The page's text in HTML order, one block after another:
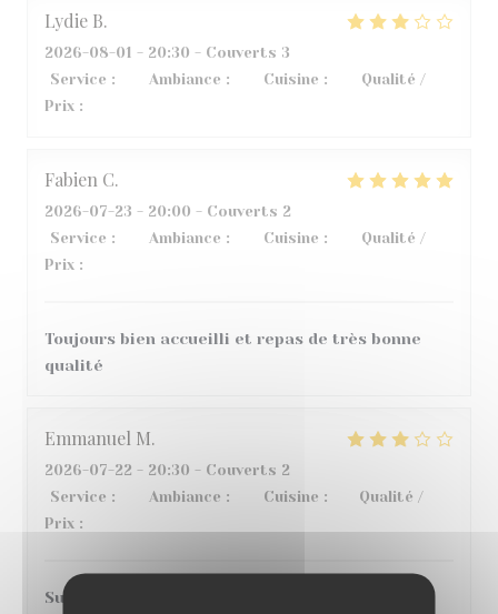
Lydie B
2026-08-01 - 20:30 - Couverts 3
Service : Ambiance : Cuisine :
Qualité /
Prix :
Fabien C
2026-07-23 - 20:00 - Couverts 2
Service : Ambiance : Cuisine :
Qualité /
Prix :
Toujours bien accueilli et repas de très bonne
qualité
Emmanuel M
2026-07-22 - 20:30 - Couverts 2
Service : Ambiance : Cuisine :
Qualité /
Prix :
Super accueil et service, bonne ambiance, en